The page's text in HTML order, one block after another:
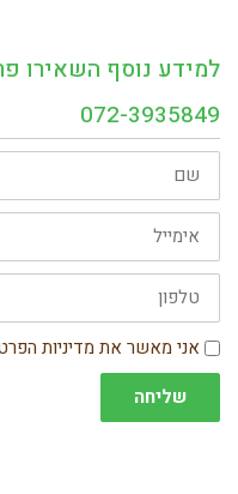
למידע נוסף השאירו
072-3935849
שם
אימייל
טלפון
הסכמה
אני מאשר את מדיניות
שליחה